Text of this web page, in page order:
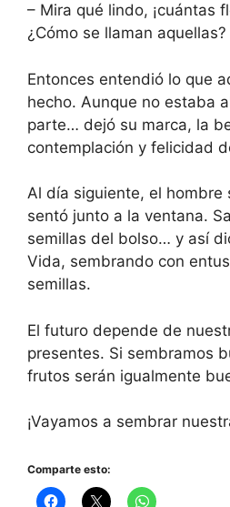
– Mira qué lindo, ¡cuántas
¿Cómo se llaman aquellas?
Entonces entendió lo que
hecho. Aunque no estaba
parte… dejó su marca, la
contemplación y felicidad
Al día siguiente, el hombre
sentó junto a la ventana.
semillas del bolso… y así
Vida, sembrando con
semillas.
El futuro depende de
presentes. Si sembramos
frutos serán igualmente
¡Vayamos a sembrar
Comparte esto: